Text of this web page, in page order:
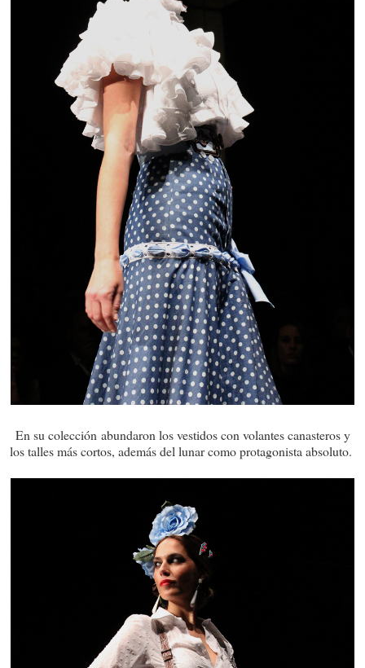
En su colección abundaron los vestidos con volantes canasteros y
los talles más cortos, además del lunar como protagonista absoluto.